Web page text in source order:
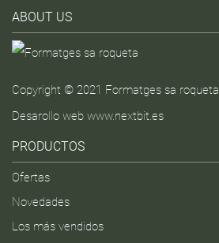
ABOUT US
Copyright © 2021 Formatges sa roqueta
Desarollo web www.nextbit.es
PRODUCTOS
Ofertas
Novedades
Los más vendidos